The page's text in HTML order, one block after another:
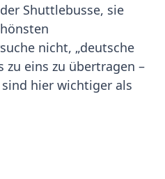
Shuttlebusse, sie
nicht, „deutsche
zu eins zu übertragen –
hier wichtiger als